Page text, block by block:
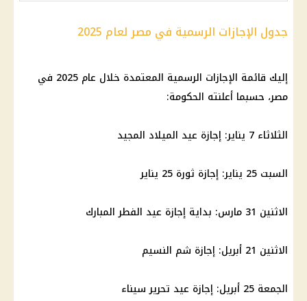
جدول الإجازات الرسمية في مصر لعام 2025
إليك قائمة الإجازات الرسمية
المعتمدة خلال عام 2025 في
مصر، حسبما أعلنته الحكومة:
الثلاثاء 7 يناير: إجازة عيد الميلاد المجيد
السبت 25 يناير: إجازة ثورة 25 يناير
الاثنين 31 مارس: بداية إجازة عيد الفطر المبارك
الاثنين 21 أبريل: إجازة شم النسيم
الجمعة 25 أبريل: إجازة عيد تحرير سيناء